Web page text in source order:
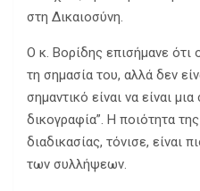
στη Δικαιοσύνη.
Ο κ. Βορίδης επισήμανε ότι
τη σημασία του, αλλά δεν
σημαντικό είναι να είναι
δικογραφία”. Η ποιότητα
διαδικασίας, τόνισε, είναι
των συλλήψεων.